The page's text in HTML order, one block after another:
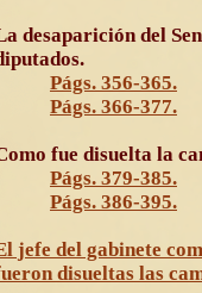
desaparición del
Págs. 356-365.
Págs. 366-377.
fue disuelta la
Págs. 379-385.
Págs. 386-395.
jefe del gabinete
disueltas las